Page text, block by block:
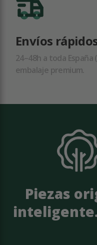
Envíos
24–48h a toda
embalaje premium.
Piezas